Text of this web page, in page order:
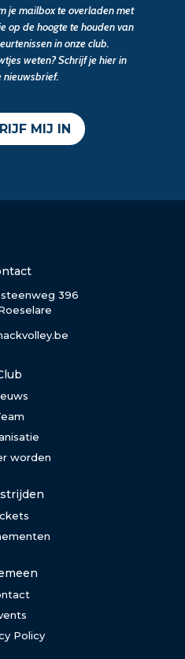
je mailbox te overladen met
op de hoogte te houden van
in onze club.
weten? Schrijf je hier in
nieuwsbrief.
MIJ IN
396
worden
Policy